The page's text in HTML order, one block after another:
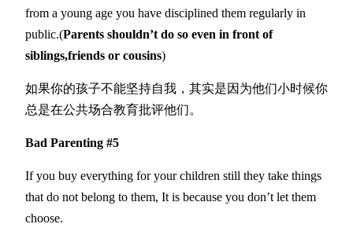
from a young age you have disciplined them regularly in
public.(Parents shouldn’t do so even in front of
siblings,friends or cousins)
如果你的孩子不能坚持自我，其实是因为他们小时候你
总是在公共场合教育批评他们。
Bad Parenting #5
If you buy everything for your children still they take things
that do not belong to them, It is because you don’t let them
choose.